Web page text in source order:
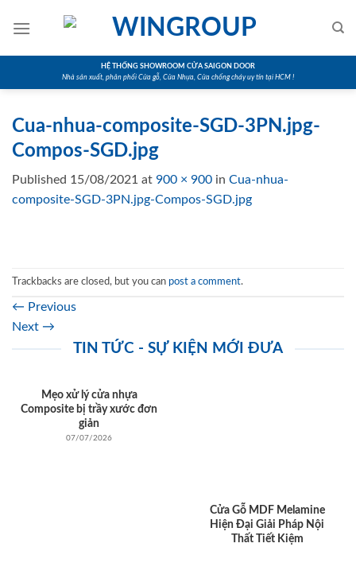
HỆ THỐNG SHOWROOM CỬA SAIGON DOOR
Nhà sản xuất, phân phối Cửa gỗ, Cửa Nhựa, Cửa chống cháy uy tín tại HCM !
Cua-nhua-composite-SGD-3PN.jpg-
Compos-SGD.jpg
Published 15/08/2021 at 900 × 900 in Cua-nhua-
composite-SGD-3PN.jpg-Compos-SGD.jpg
Trackbacks are closed, but you can post a comment.
← Previous
Next →
TIN TỨC - SỰ KIỆN MỚI ĐƯA
Mẹo xử lý cửa nhựa
Composite bị trầy xước đơn
giản
07/07/2026
Cửa Gỗ MDF Melamine
Hiện Đại Giải Pháp Nội
Thất Tiết Kiệm